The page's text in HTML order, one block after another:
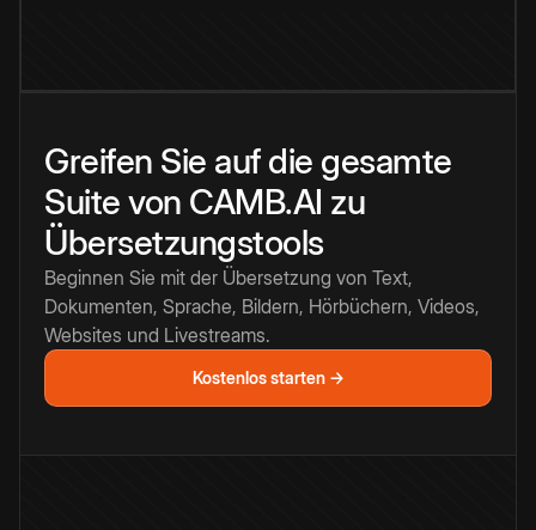
Greifen Sie auf die gesamte
Suite von CAMB.AI zu
Übersetzungstools
Beginnen Sie mit der Übersetzung von Text,
Dokumenten, Sprache, Bildern, Hörbüchern, Videos,
Websites und Livestreams.
Kostenlos starten →